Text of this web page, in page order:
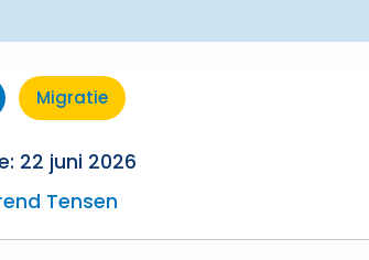
Migratie
22 juni 2026
Tensen